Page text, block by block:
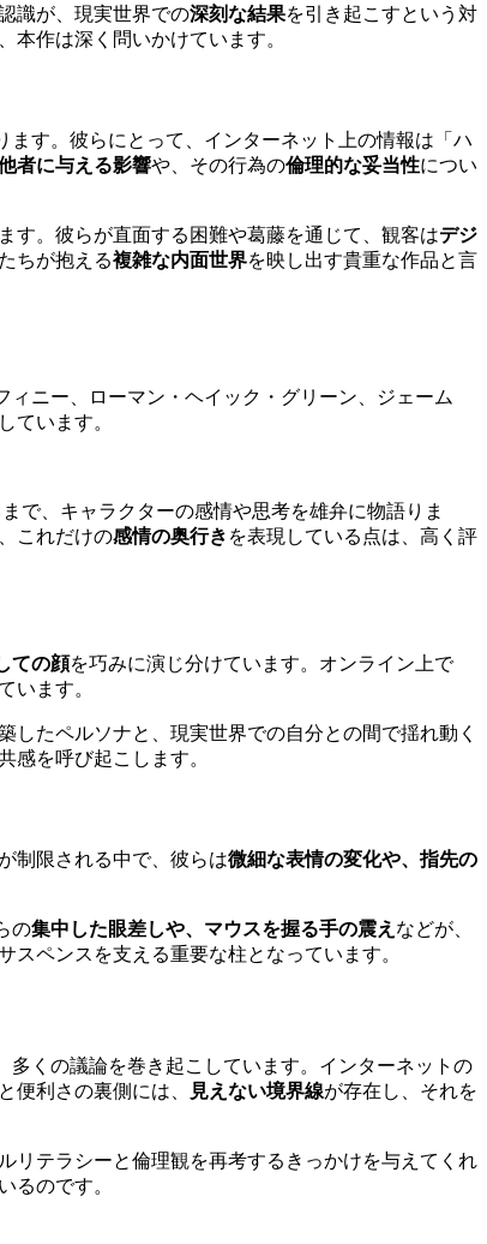
識が、現実世界での深刻な結果を引き起こすという対
本作は深く問いかけています。
ます。彼らにとって、インターネット上の情報は「ハ
者に与える影響や、その行為の倫理的な妥当性につい
す。彼らが直面する困難や葛藤を通じて、観客はデジ
ちが抱える複雑な内面世界を映し出す貴重な作品と言
ニー、ローマン・ヘイック・グリーン、ジェーム
ています。
で、キャラクターの感情や思考を雄弁に物語りま
これだけの感情の奥行き を表現している点は、高く評
ての顔を巧みに演じ分けています。オンライン上で
います。
たペルソナと、現実世界での自分との間で揺れ動く
感を呼び起こします。
制限される中で、彼らは微細な表情の変化や、指先の
の集中した眼差しや、マウスを握る手の震え などが、
スペンスを支える重要な柱となっています。
多くの議論を巻き起こしています。インターネットの
便利さの裏側には、
見えない境界線が存在し、それを
リテラシーと倫理観を再考するきっかけを与えてくれ
るのです。